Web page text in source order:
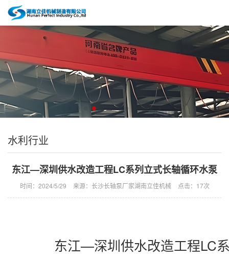
水利行业
东江—深圳供水改造工程LC系列立式长轴循环水泵
时间：2024/5/29 来源：长沙长轴泵厂家湖南立佳机械 点击： 17次
东江—深圳供水改造工程LC